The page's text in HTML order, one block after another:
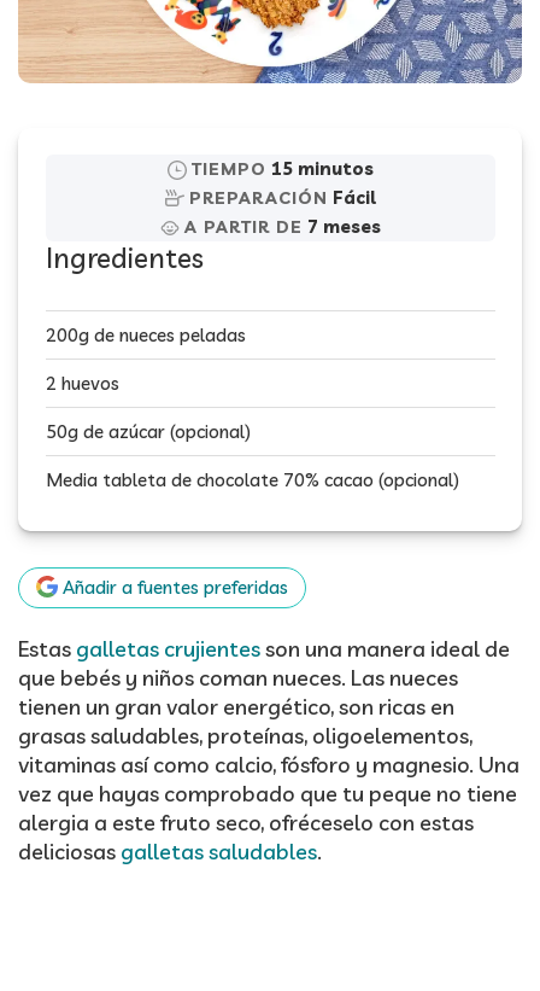
TIEMPO 15 minutos
PREPARACIÓN Fácil
A PARTIR DE 7 meses
Ingredientes
200g de nueces peladas
2 huevos
50g de azúcar (opcional)
Media tableta de chocolate 70% cacao (opcional)
Añadir a fuentes preferidas
Estas galletas crujientesson una manera ideal de
que bebés y niños coman nueces. Las nueces
tienen un gran valor energético, son ricas en
grasas saludables, proteínas, oligoelementos,
vitaminas así como calcio, fósforo y magnesio. Una
vez que hayas comprobado que tu peque no tiene
alergia a este fruto seco, ofréceselo con estas
deliciosas galletas saludables.